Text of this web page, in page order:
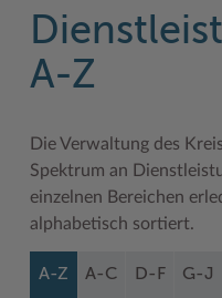
Ämter, Einrichtungen
Bürgerportal Stormarn ↗
Führerscheine
Formulare & Dokumente
Amtliche
Ausschreibungen
Baustellen in Stormarn
Bildungskommune
Fachbereiche
Interessantes in und aus
Kreis Stormarn Porträt
Kreiskarte
Ausbildung beim Kreis
Der Kreis als Arbeitgeber
Ihre Bewerbung
Initiativbewerbungen
Beruf und Familie im
Branchenverzeichnis
EG-Dienstleistungsrichtlinie
Handwerk für
BahnRadWege
Frei- und Hallenbäder
Herrenhäuser
Kultur
A-Z
Die Verwaltung des
Spektrum an
einzelnen Bereichen
alphabetisch sortiert.
A-Z A-C D-F G-J